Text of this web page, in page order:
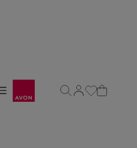
Otevřít navigační menu
Otevřít navigační menu
Otevřít stránku
Otevřít vyhledávání